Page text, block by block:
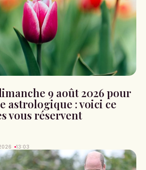
9 août 2026 pour
astrologique : voici ce
vous réservent
13:03